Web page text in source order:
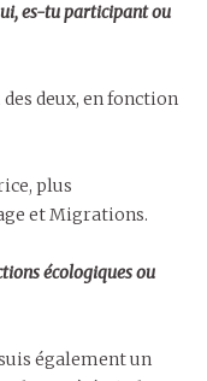
es-tu participant ou
des deux, en fonction
plus
et Migrations.
écologiques ou
également un